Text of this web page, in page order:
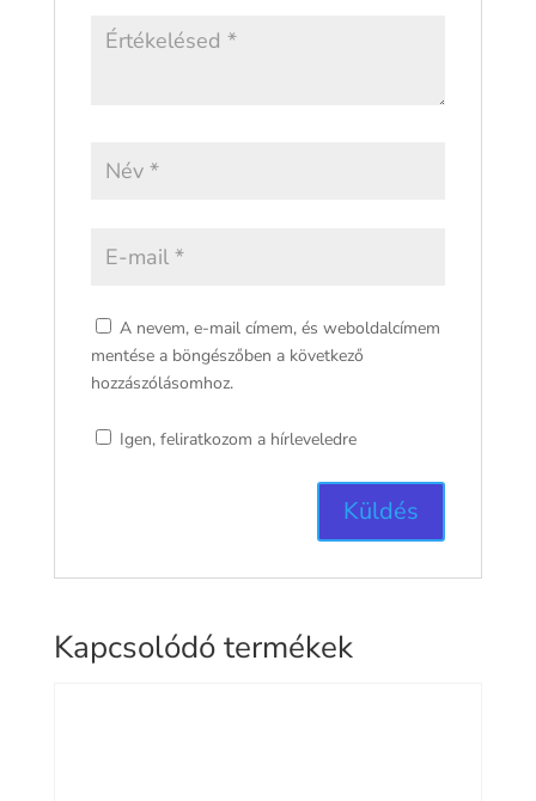
A nevem, e-mail címem, és weboldalcímem
mentése a böngészőben a következő
hozzászólásomhoz.
Igen, feliratkozom a hírleveledre
Kapcsolódó termékek